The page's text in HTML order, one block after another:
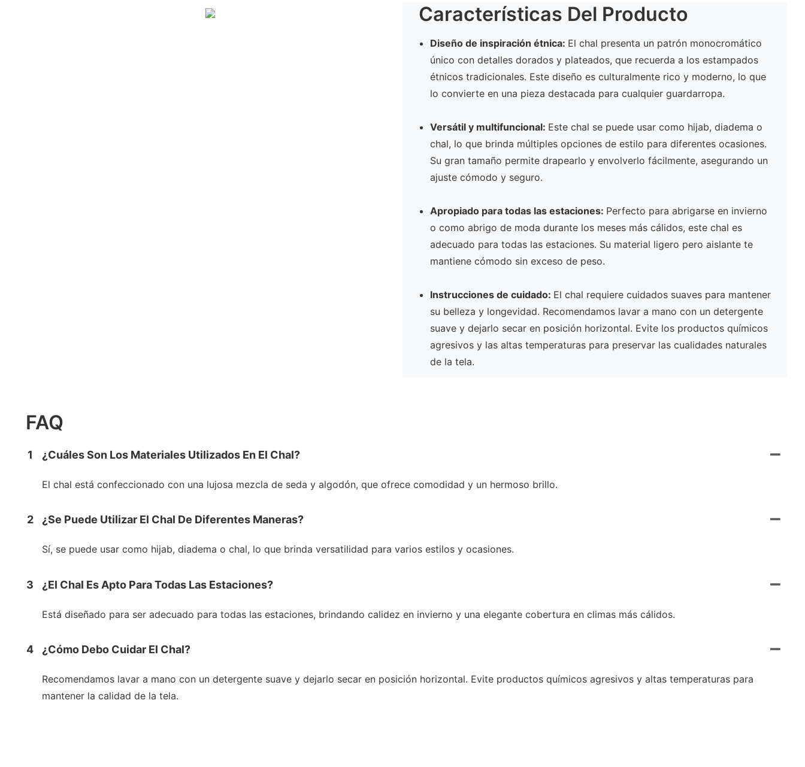
Características Del Producto
Diseño de inspiración étnica: El chal presenta un patrón monocromático
único con detalles dorados y plateados, que recuerda a los estampados
étnicos tradicionales. Este diseño es culturalmente rico y moderno, lo que
lo convierte en una pieza destacada para cualquier guardarropa.
Versátil y multifuncional: Este chal se puede usar como hijab, diadema o
chal, lo que brinda múltiples opciones de estilo para diferentes ocasiones.
Su gran tamaño permite drapearlo y envolverlo fácilmente, asegurando un
ajuste cómodo y seguro.
Apropiado para todas las estaciones: Perfecto para abrigarse en invierno
o como abrigo de moda durante los meses más cálidos, este chal es
adecuado para todas las estaciones. Su material ligero pero aislante te
mantiene cómodo sin exceso de peso.
Instrucciones de cuidado: El chal requiere cuidados suaves para mantener
su belleza y longevidad. Recomendamos lavar a mano con un detergente
suave y dejarlo secar en posición horizontal. Evite los productos químicos
agresivos y las altas temperaturas para preservar las cualidades naturales
de la tela.
FAQ
1 ¿Cuáles Son Los Materiales Utilizados En El Chal?
El chal está confeccionado con una lujosa mezcla de seda y algodón, que ofrece comodidad y un hermoso brillo.
2 ¿Se Puede Utilizar El Chal De Diferentes Maneras?
Sí, se puede usar como hijab, diadema o chal, lo que brinda versatilidad para varios estilos y ocasiones.
3 ¿El Chal Es Apto Para Todas Las Estaciones?
Está diseñado para ser adecuado para todas las estaciones, brindando calidez en invierno y una elegante cobertura en climas más cálidos.
4 ¿Cómo Debo Cuidar El Chal?
Recomendamos lavar a mano con un detergente suave y dejarlo secar en posición horizontal. Evite productos químicos agresivos y altas temperaturas para
mantener la calidad de la tela.